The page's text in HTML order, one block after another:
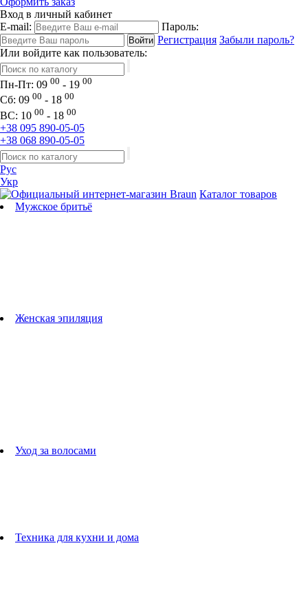
Вход в личный кабинет
E-mail:
Пароль:
Регистрация Забыли пароль?
Или войдите как пользователь:
Пн-Пт: 09 00 - 19 00
Сб: 09 00 - 18 00
ВС: 10 00 - 18 00
+38 095 890-05-05
+38 068 890-05-05
Рус
Укр
Каталог товаров
Мужское бритьё
Женская эпиляция
Уход за волосами
Техника для кухни и дома